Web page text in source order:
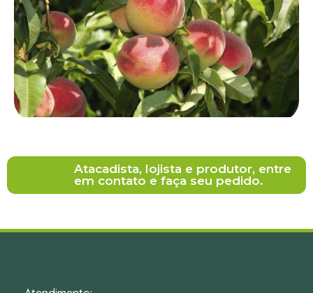
Atacadista, lojista e produtor, entre
em contato e faça seu pedido.